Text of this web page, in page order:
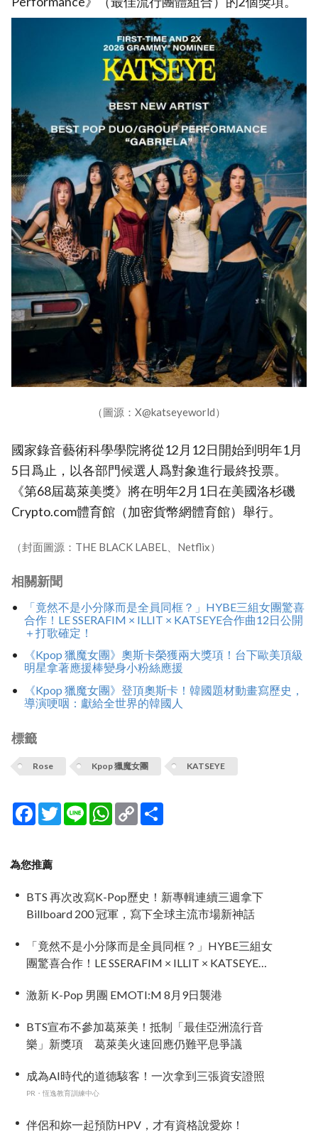
（圖源：X@katseyeworld）
國家錄音藝術科學學院將從12月12日開始到明年1月
5日爲止，以各部門候選人爲對象進行最終投票。
《第68屆葛萊美獎》將在明年2月1日在美國洛杉磯
Crypto.com體育館（加密貨幣網體育館）舉行。
（封面圖源：THE BLACK LABEL、Netflix）
相關新聞
「竟然不是小分隊而是全員同框？」HYBE三組女團驚喜
合作！LE SSERAFIM × ILLIT × KATSEYE合作曲12日公開
＋打歌確定！
《Kpop 獵魔女團》奧斯卡榮獲兩大獎項！台下歐美頂級
明星拿著應援棒變身小粉絲應援
《Kpop 獵魔女團》登頂奧斯卡！韓國題材動畫寫歷史，
導演哽咽：獻給全世界的韓國人
標籤
Rose Kpop 獵魔女團 KATSEYE
Facebook
TwitterLine WhatsApp
Copy
Link
為您推薦
BTS 再次改寫K-Pop歷史！新專輯連續三週拿下
Billboard 200 冠軍，寫下全球主流市場新神話
「竟然不是小分隊而是全員同框？」HYBE三組女
團驚喜合作！LE SSERAFIM × ILLIT × KATSEYE合
激新 K-Pop 男團 EMOTI:M 8月9日襲港
BTS宣布不參加葛萊美！抵制「最佳亞洲流行音
樂」新獎項 葛萊美火速回應仍難平息爭議
成為AI時代的道德駭客！一次拿到三張資安證照
PR・恆逸教育訓練中心
伴侶和妳一起預防HPV，才有資格說愛妳！